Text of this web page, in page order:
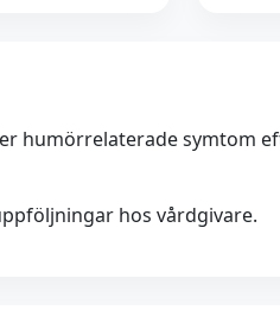
humörrelaterade symtom
hos vårdgivare.